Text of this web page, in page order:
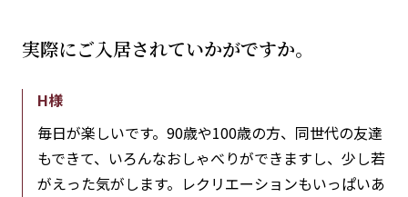
実際にご入居されていかがですか。
H様
毎日が楽しいです。90歳や100歳の方、同世代の友達
もできて、いろんなおしゃべりができますし、少し若
がえった気がします。レクリエーションもいっぱいあ